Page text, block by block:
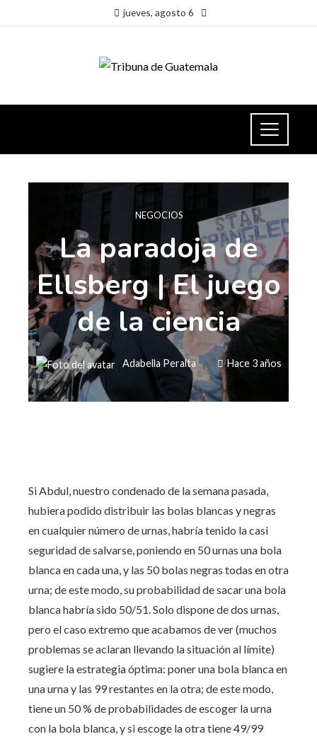
jueves, agosto 6
NEGOCIOS
La paradoja de
Ellsberg | El juego
de la ciencia
Adabella Peralta Hace 3 años
Si Abdul, nuestro condenado de la semana pasada,
hubiera podido distribuir las bolas blancas y negras
en cualquier número de urnas, habría tenido la casi
seguridad de salvarse, poniendo en 50 urnas una bola
blanca en cada una, y las 50 bolas negras todas en otra
urna; de este modo, su probabilidad de sacar una bola
blanca habría sido 50/51. Solo dispone de dos urnas,
pero el caso extremo que acabamos de ver (muchos
problemas se aclaran llevando la situación al límite)
sugiere la estrategia óptima: poner una bola blanca en
una urna y las 99 restantes en la otra; de este modo,
tiene un 50 % de probabilidades de escoger la urna
con la bola blanca, y si escoge la otra tiene 49/99